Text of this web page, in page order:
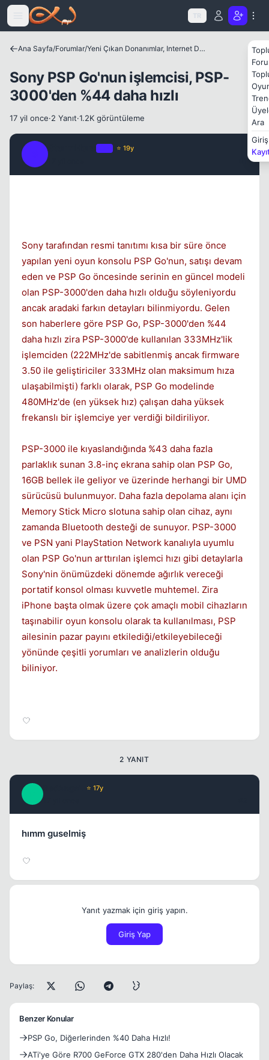
Icerige atla
TR
Ara
Giriş
Ana Sayfa/Forumlar/ Yeni Çıkan Donanımlar, Internet Dünyası ve Benzer Konular
Sony PSP Go'nun işlemcisi, PSP-
3000'den %44 daha hızlı
17 yil once·2 Yanıt·1.2K görüntüleme
⭐ 19y
Sony tarafından resmi tanıtımı kısa bir süre önce
yapılan yeni oyun konsolu PSP Go'nun, satışı devam
eden ve PSP Go öncesinde serinin en güncel modeli
olan PSP-3000'den daha hızlı olduğu söyleniyordu
ancak aradaki farkın detayları bilinmiyordu. Gelen
son haberlere göre PSP Go, PSP-3000'den %44
daha hızlı zira PSP-3000'de kullanılan 333MHz'lik
işlemciden (222MHz'de sabitlenmiş ancak firmware
3.50 ile geliştiriciler 333MHz olan maksimum hıza
ulaşabilmişti) farklı olarak, PSP Go modelinde
480MHz'de (en yüksek hız) çalışan daha yüksek
frekanslı bir işlemciye yer verdiği bildiriliyor.
PSP-3000 ile kıyaslandığında %43 daha fazla
parlaklık sunan 3.8-inç ekrana sahip olan PSP Go,
16GB bellek ile geliyor ve üzerinde herhangi bir UMD
sürücüsü bulunmuyor. Daha fazla depolama alanı için
Memory Stick Micro slotuna sahip olan cihaz, aynı
zamanda Bluetooth desteği de sunuyor. PSP-3000
ve PSN yani PlayStation Network kanalıyla uyumlu
olan PSP Go'nun arttırılan işlemci hızı gibi detaylarla
Sony'nin önümüzdeki dönemde ağırlık vereceği
portatif konsol olması kuvvetle muhtemel. Zira
iPhone başta olmak üzere çok amaçlı mobil cihazların
taşınabilir oyun konsolu olarak ta kullanılması, PSP
ailesinin pazar payını etkilediği/etkileyebileceği
yönünde çeşitli yorumları ve analizlerin olduğu
biliniyor.
Kapat
2 YANIT
⭐ 17y
hımm guselmiş
Yanıt yazmak için giriş yapın.
Giriş Yap
Paylaş:
Benzer Konular
PSP Go, Diğerlerinden %40 Daha Hızlı!
ATi'ye Göre R700 GeForce GTX 280'den Daha Hızlı Olacak